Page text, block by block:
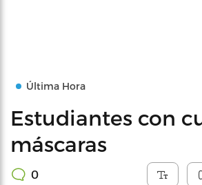
Última Hora
Estudiantes con
máscaras
0